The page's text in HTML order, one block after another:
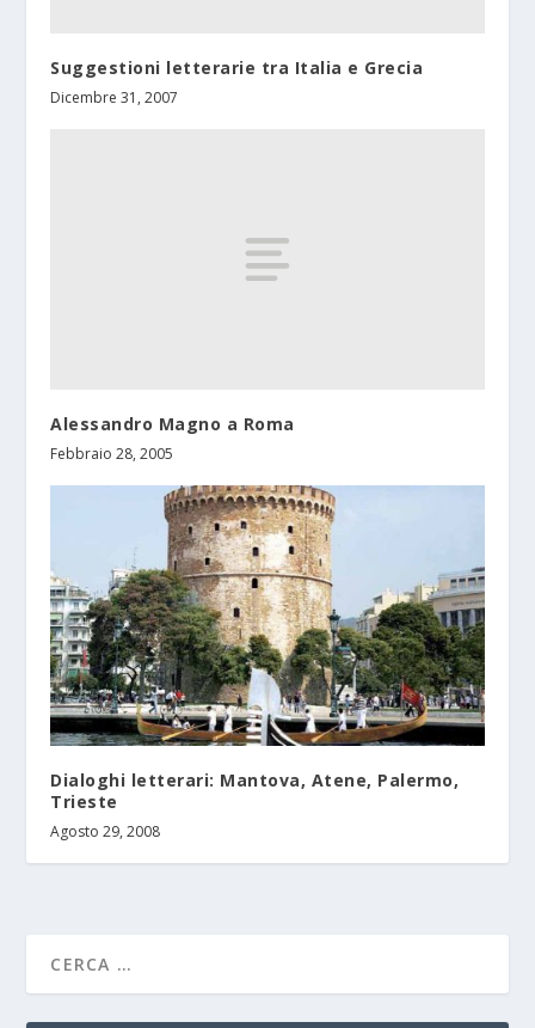
Suggestioni letterarie tra Italia e Grecia
Dicembre 31, 2007
Alessandro Magno a Roma
Febbraio 28, 2005
Dialoghi letterari: Mantova, Atene, Palermo,
Trieste
Agosto 29, 2008